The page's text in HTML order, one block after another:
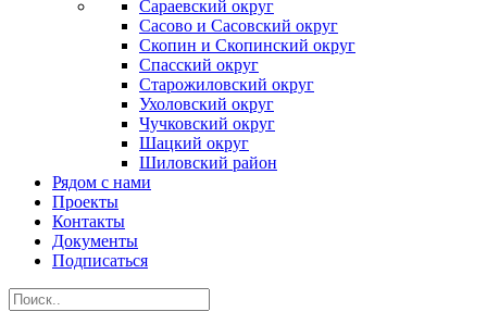
Сараевский округ
Сасово и Сасовский округ
Скопин и Скопинский округ
Спасский округ
Старожиловский округ
Ухоловский округ
Чучковский округ
Шацкий округ
Шиловский район
Рядом с нами
Проекты
Контакты
Документы
Подписаться